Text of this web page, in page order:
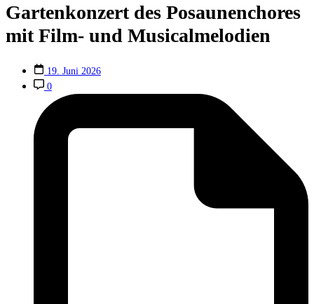
Gartenkonzert des Posaunenchores
mit Film- und Musicalmelodien
19. Juni 2026
0